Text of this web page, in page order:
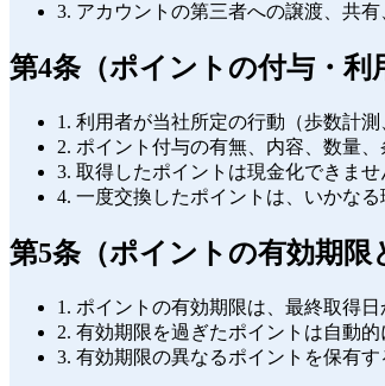
3. アカウントの第三者への譲渡、共
第4条（ポイントの付与・利
1. 利用者が当社所定の行動（歩数計
2. ポイント付与の有無、内容、数量
3. 取得したポイントは現金化できませ
4. 一度交換したポイントは、いかな
第5条（ポイントの有効期限
1. ポイントの有効期限は、最終取得日
2. 有効期限を過ぎたポイントは自動
3. 有効期限の異なるポイントを保有